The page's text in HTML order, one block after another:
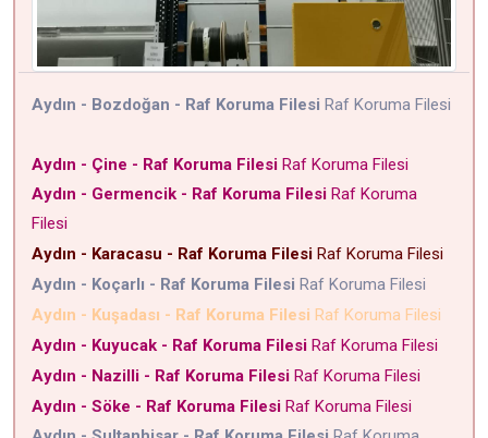
Aydın - Bozdoğan - Raf Koruma Filesi Raf Koruma Filesi
Aydın - Çine - Raf Koruma Filesi Raf Koruma Filesi
Aydın - Germencik - Raf Koruma Filesi Raf Koruma
Filesi
Aydın - Karacasu - Raf Koruma Filesi Raf Koruma Filesi
Aydın - Koçarlı - Raf Koruma Filesi Raf Koruma Filesi
Aydın - Kuşadası - Raf Koruma Filesi Raf Koruma Filesi
Aydın - Kuyucak - Raf Koruma Filesi Raf Koruma Filesi
Aydın - Nazilli - Raf Koruma Filesi Raf Koruma Filesi
Aydın - Söke - Raf Koruma Filesi Raf Koruma Filesi